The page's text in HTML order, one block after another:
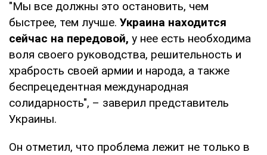
"Мы все должны это остановить, чем
быстрее, тем лучше. Украина находится
сейчас на передовой, у нее есть необходима
воля своего руководства, решительность и
храбрость своей армии и народа, а также
беспрецедентная международная
солидарность", – заверил представитель
Украины.
Он отметил, что проблема лежит не только в